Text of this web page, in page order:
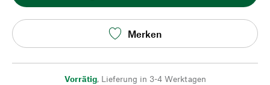
Merken
Vorrätig, Lieferung in 3-4 Werktagen